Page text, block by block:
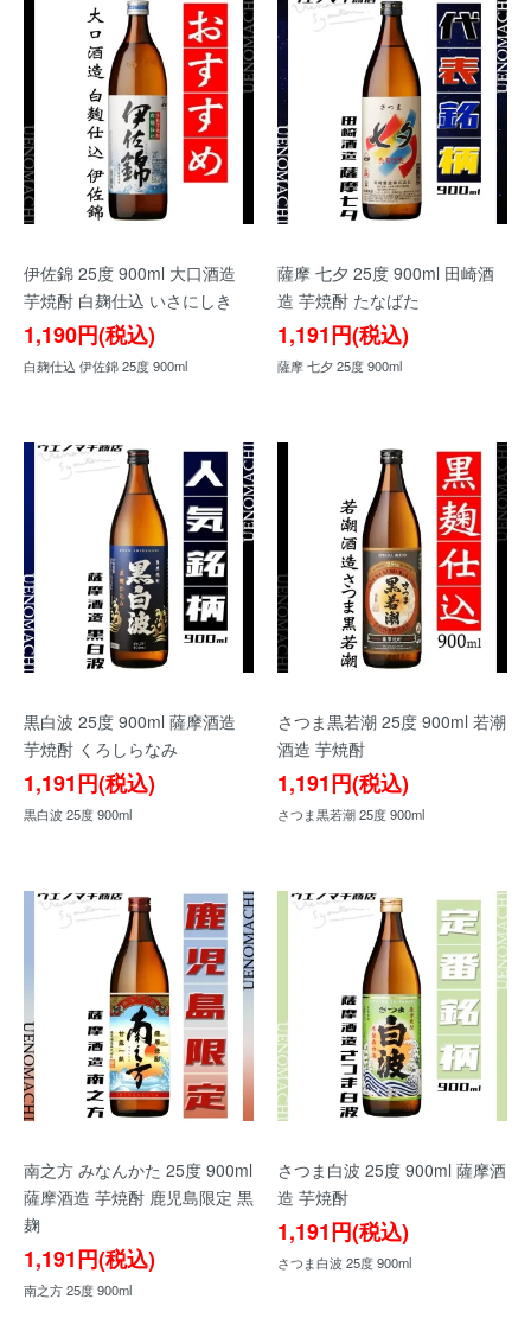
伊佐錦 25度 900ml 大口酒造
芋焼酎 白麹仕込 いさにしき
1,190円(税込)
白麹仕込 伊佐錦 25度 900ml
薩摩 七夕 25度 900ml 田崎酒
造 芋焼酎 たなばた
1,191円(税込)
薩摩 七夕 25度 900ml
黒白波 25度 900ml 薩摩酒造
芋焼酎 くろしらなみ
1,191円(税込)
黒白波 25度 900ml
さつま黒若潮 25度 900ml 若潮
酒造 芋焼酎
1,191円(税込)
さつま黒若潮 25度 900ml
南之方 みなんかた 25度 900ml
薩摩酒造 芋焼酎 鹿児島限定 黒
麹
1,191円(税込)
南之方 25度 900ml
さつま白波 25度 900ml 薩摩酒
造 芋焼酎
1,191円(税込)
さつま白波 25度 900ml